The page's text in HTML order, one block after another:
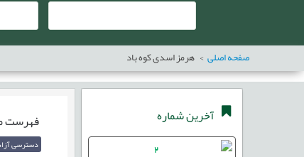
صفحه اصلی هرمز اسدی کوه باد
آخرین شماره فهرست
دسترسی